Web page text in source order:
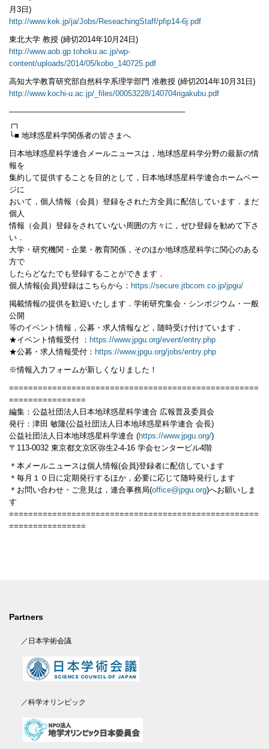
月3日)
http://www.kek.jp/ja/Jobs/ReseachingStaff/pfip14-6j.pdf
東北大学 教授 (締切2014年10月24日)
http://www.aob.gp.tohoku.ac.jp/wp-
content/uploads/2014/05/kobo_140725.pdf
高知大学教育研究部自然科学系理学部門 准教授 (締切2014年10月31日)
http://www.kochi-u.ac.jp/_files/00053228/140704rigakubu.pdf
——————————————————————–
┌┐
└■ 地球惑星科学関係者の皆さまへ
日本地球惑星科学連合メールニュースは，地球惑星科学分野の最新の情
報を
集約して提供することを目的として，日本地球惑星科学連合ホームペー
ジに
おいて，個人情報（会員）登録をされた方全員に配信しています．まだ
個人
情報（会員）登録をされていない周囲の方々に，ぜひ登録を勧めて下さ
い．
大学・研究機関・企業・教育関係，そのほか地球惑星科学に関心のある
方で
したらどなたでも登録することができます．
個人情報(会員)登録はこちらから： https://secure.jtbcom.co.jp/jpgu/
掲載情報の提供を歓迎いたします．学術研究集会・シンポジウム・一般
公開
等のイベント情報，公募・求人情報など，随時受け付けています．
★イベント情報受付 ： https://www.jpgu.org/event/entry.php
★公募・求人情報受付： https://www.jpgu.org/jobs/entry.php
※情報入力フォームが新しくなりました！
====================================================
================
編集：公益社団法人日本地球惑星科学連合 広報普及委員会
発行：津田 敏隆(公益社団法人日本地球惑星科学連合 会長)
公益社団法人日本地球惑星科学連合 (https://www.jpgu.org/)
〒113-0032 東京都文京区弥生2-4-16 学会センタービル4階
＊本メールニュースは個人情報(会員)登録者に配信しています
＊毎月１０日に定期発行するほか，必要に応じて随時発行します
＊お問い合わせ・ご意見は，連合事務局(office@jpgu.org)へお願いしま
す
====================================================
================
Partners
／日本学術会議
／科学オリンピック